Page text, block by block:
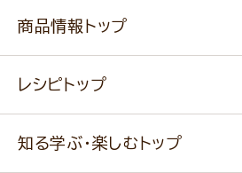
商品情報トップ
健康食品・他
レシピトップ
知る学ぶ・楽しむトップ